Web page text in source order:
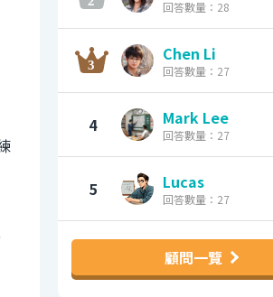
回答數量：28
Chen Li
回答數量：27
4 Mark Lee
回答數量：27
5 Lucas
回答數量：27
顧問一覽